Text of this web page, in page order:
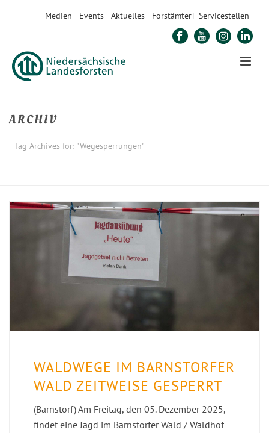
Medien Events Aktuelles Forstämter Servicestellen
ARCHIV
Tag Archives for: "Wegesperrungen"
WALDWEGE IM BARNSTORFER
WALD ZEITWEISE GESPERRT
(Barnstorf) Am Freitag, den 05. Dezember 2025,
findet eine Jagd im Barnstorfer Wald / Waldhof